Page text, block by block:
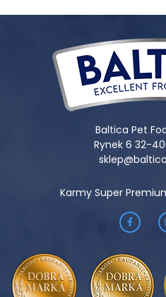
Baltica Pet
Rynek 6 32-
Karmy Super